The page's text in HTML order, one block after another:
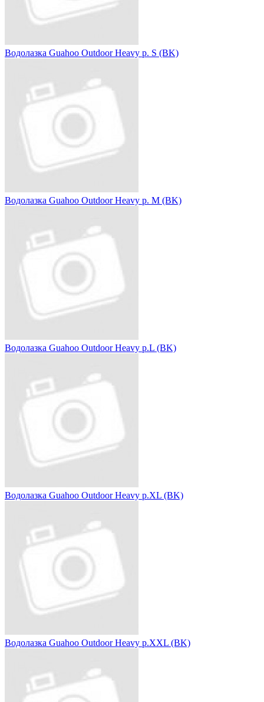
Водолазка Guahoo Outdoor Heavy р. S (BK)
Водолазка Guahoo Outdoor Heavy р. M (BK)
Водолазка Guahoo Outdoor Heavy р.L (BK)
Водолазка Guahoo Outdoor Heavy р.XL (BK)
Водолазка Guahoo Outdoor Heavy р.XXL (BK)